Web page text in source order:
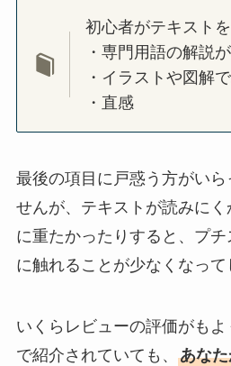
初心者がテキスト
・専門用語の解説
・イラストや図解
・直感
最後の項目に戸惑う方がいら
せんが、テキストが読みに
に重たかったりすると、プ
に触れることが少なくなって
いくらレビューの評価がも
で紹介されていても、 あな